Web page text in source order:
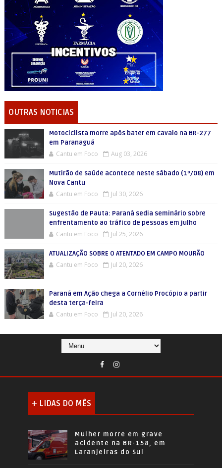
OUTRAS NOTICIAS
Motociclista morre após bater em cavalo na BR-277
em Paranaguá
Cantu em Foco Aug 03, 2026
Mutirão de saúde acontece neste sábado (1º/08) em
Nova Cantu
Cantu em Foco Jul 30, 2026
Sugestão de Pauta: Paraná sedia seminário sobre
enfrentamento ao tráfico de pessoas em julho
Cantu em Foco Jul 25, 2026
ATUALIZAÇÃO SOBRE O ATENTADO EM CAMPO MOURÃO
Cantu em Foco Jul 20, 2026
Paraná em Ação chega a Cornélio Procópio a partir
desta terça-feira
Cantu em Foco Jul 20, 2026
+ LIDAS DO MÊS
Mulher morre em grave
acidente na BR-158, em
Laranjeiras do Sul